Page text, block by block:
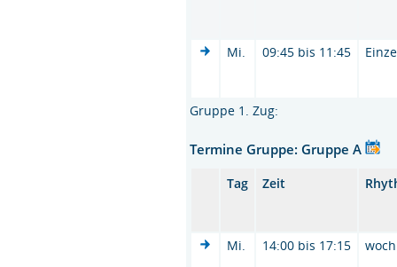
Mi. 09:45 bis 11:45
Gruppe 1. Zug:
Termine Gruppe: Gruppe A
Tag Zeit
Mi. 14:00 bis 17:15 woch